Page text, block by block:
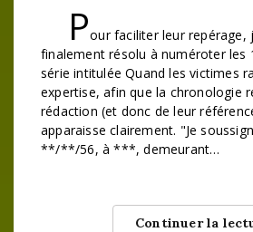
Pour faciliter leur repérage,
finalement résolu à numéroter les
série intitulée Quand les victimes
expertise, afin que la chronologie
rédaction (et donc de leur
apparaisse clairement. "Je
**/**/56, à ***, demeurant…
Continuer la